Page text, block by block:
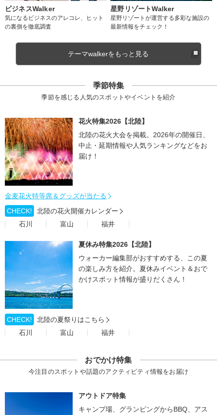
ビジネスWalker
気になるビジネスのアレコレ、ヒット
の裏側を徹底調査
星野リゾートWalker
星野リゾートが運営する多彩な施設の
最新情報をチェック！
テーマwalkerをもっと見る
季節特集
季節を感じる人気のスポットやイベントを紹介
花火特集2026【北陸】
北陸の花火大会を掲載。2026年の開催日、
中止・延期情報や人気ランキングなどをお
届け！
金麦花火特等席＆グッズが当たる
CHECK!
北陸の花火開催カレンダー
石川
富山 福井
夏休み特集2026【北陸】
ウォーカー編集部がおすすめする、この夏
の楽しみ方を紹介。夏休みイベント＆おで
かけスポット情報が盛りだくさん！
CHECK!
北陸の夏祭りはこちら
石川
富山 福井
おでかけ特集
今注目のスポットや話題のアクティビティ情報をお届け
アウトドア特集
キャンプ場、グランピングからBBQ、アス